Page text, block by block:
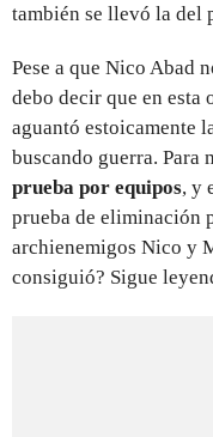
también se llevó la del
Pese a que Nico Abad
debo decir que en esta
aguantó estoicamente
buscando guerra. Para
prueba por equipos, y
prueba de eliminación
archienemigos Nico y
consiguió? Sigue